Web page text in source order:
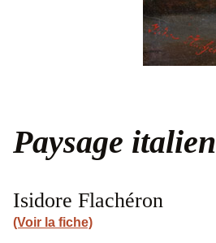
Paysage italien
Isidore Flachéron
(Voir la fiche)